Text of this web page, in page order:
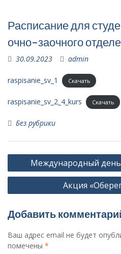
Расписание для
очно-заочного
30.09.2023 admin
raspisanie_sv_1 Скачать
raspisanie_sv_2_4_kurs Скачать
Без рубрики
Навигация
по
Международный
Акция
Добавить
Ваш адрес email не будет
помечены *